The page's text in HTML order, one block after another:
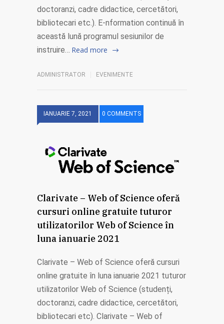
doctoranzi, cadre didactice, cercetători,
bibliotecari etc.). E-nformation continuă în
această lună programul sesiunilor de
instruire… Read more
ADMINISTRATOR EVENIMENTE
IANUARIE 7, 2021 0 COMMENTS
Clarivate – Web of Science oferă
cursuri online gratuite tuturor
utilizatorilor Web of Science în
luna ianuarie 2021
Clarivate – Web of Science oferă cursuri
online gratuite în luna ianuarie 2021 tuturor
utilizatorilor Web of Science (studenți,
doctoranzi, cadre didactice, cercetători,
bibliotecari etc). Clarivate – Web of